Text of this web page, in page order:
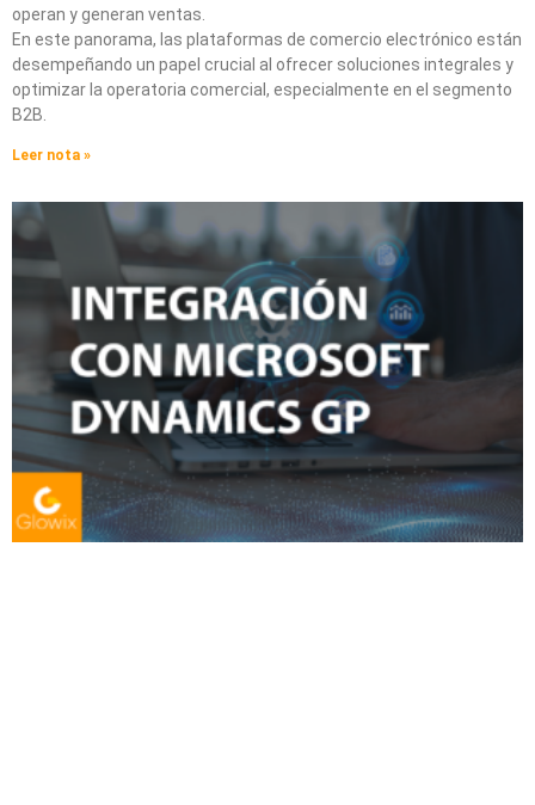
operan y generan ventas.
En este panorama, las plataformas de comercio electrónico están
desempeñando un papel crucial al ofrecer soluciones integrales y
optimizar la operatoria comercial, especialmente en el segmento
B2B.
Leer nota »